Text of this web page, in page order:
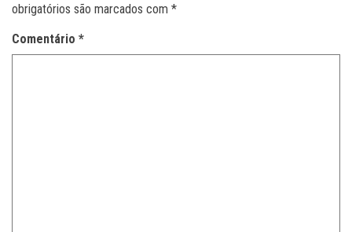
obrigatórios são marcados com *
Comentário *